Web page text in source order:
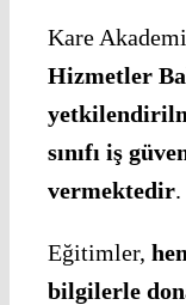
Kare
Hizmetler
sınıfı iş
vermektedir.
Eğitimler,
bilgilerle